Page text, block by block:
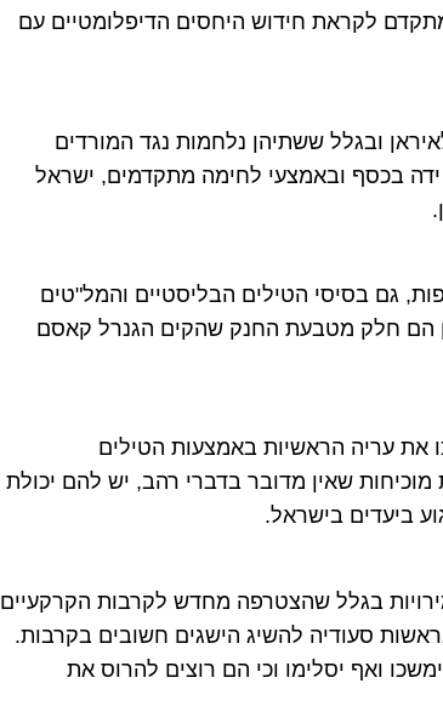
לקראת חידוש היחסים הדיפלומטיים עם
ובגלל ששתיהן נלחמות נגד המורדים
ידה בכסף ובאמצעי לחימה מתקדמים, ישראל
גם בסיסי הטילים הבליסטיים והמל"טים
הם חלק מטבעת החנק שהקים הגנרל קאסם
את עריה הראשיות באמצעות הטילים
שאין מדובר בדברי רהב, יש להם יכולת
ביעדים בישראל.
בגלל שהצטרפה מחדש לקרבות הקרקעיים
סעודיה להשיג הישגים חשובים בקרבות.
ואף יסלימו וכי הם רוצים להרוס את